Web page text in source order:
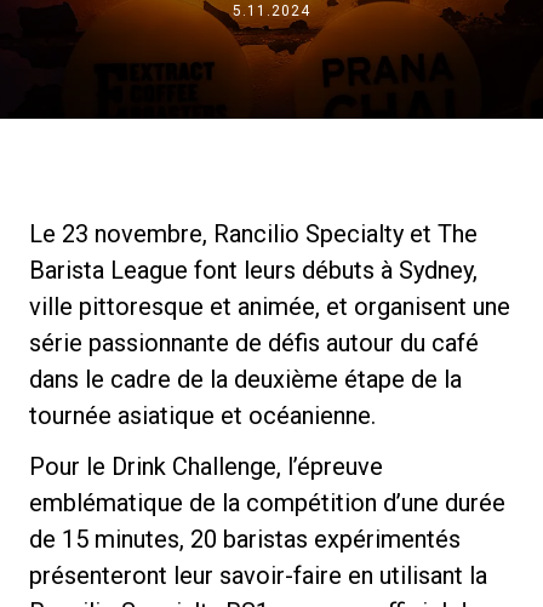
5.11.2024
Le 23 novembre, Rancilio Specialty et The
Barista League font leurs débuts à Sydney,
ville pittoresque et animée, et organisent une
série passionnante de défis autour du café
dans le cadre de la deuxième étape de la
tournée asiatique et océanienne.
Pour le Drink Challenge, l’épreuve
emblématique de la compétition d’une durée
de 15 minutes, 20 baristas expérimentés
présenteront leur savoir-faire en utilisant la
News
Histoire
Durabilité
Connect
Nous contacter